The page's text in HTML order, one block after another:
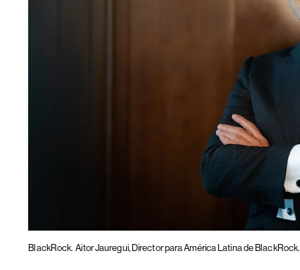
BlackRock. Aitor Jauregui, Director para América Latina de BlackRock.